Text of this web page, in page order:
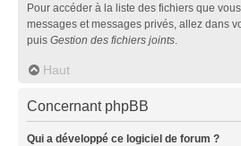
Pour accéder à la liste des fichiers que
messages et messages privés, allez dans
puis Gestion des fichiers joints.
Haut
Concernant phpBB
Qui a développé ce logiciel de forum ?